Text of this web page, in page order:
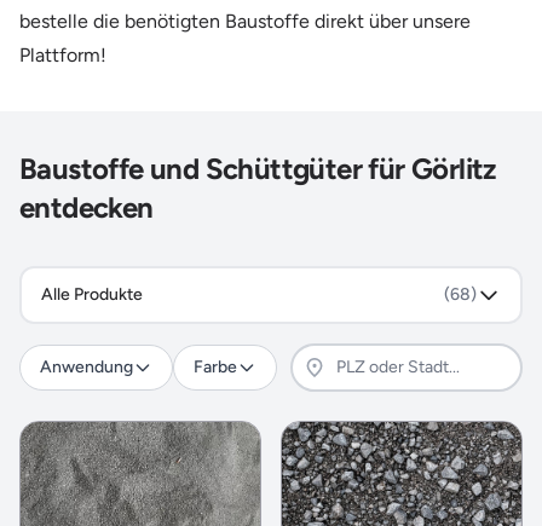
bestelle die benötigten Baustoffe direkt über unsere
Plattform!
Baustoffe und Schüttgüter für Görlitz
entdecken
Alle Produkte (68)
Anwendung Farbe